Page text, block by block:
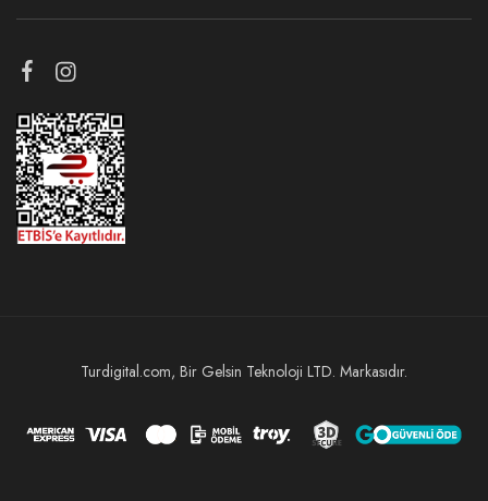
Turdigital.com, Bir Gelsin Teknoloji LTD. Markasıdır.